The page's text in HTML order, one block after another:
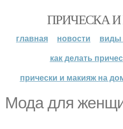
ПРИЧЕСКА
главная новости
виды
как делать
прически и макияж на
Мода для